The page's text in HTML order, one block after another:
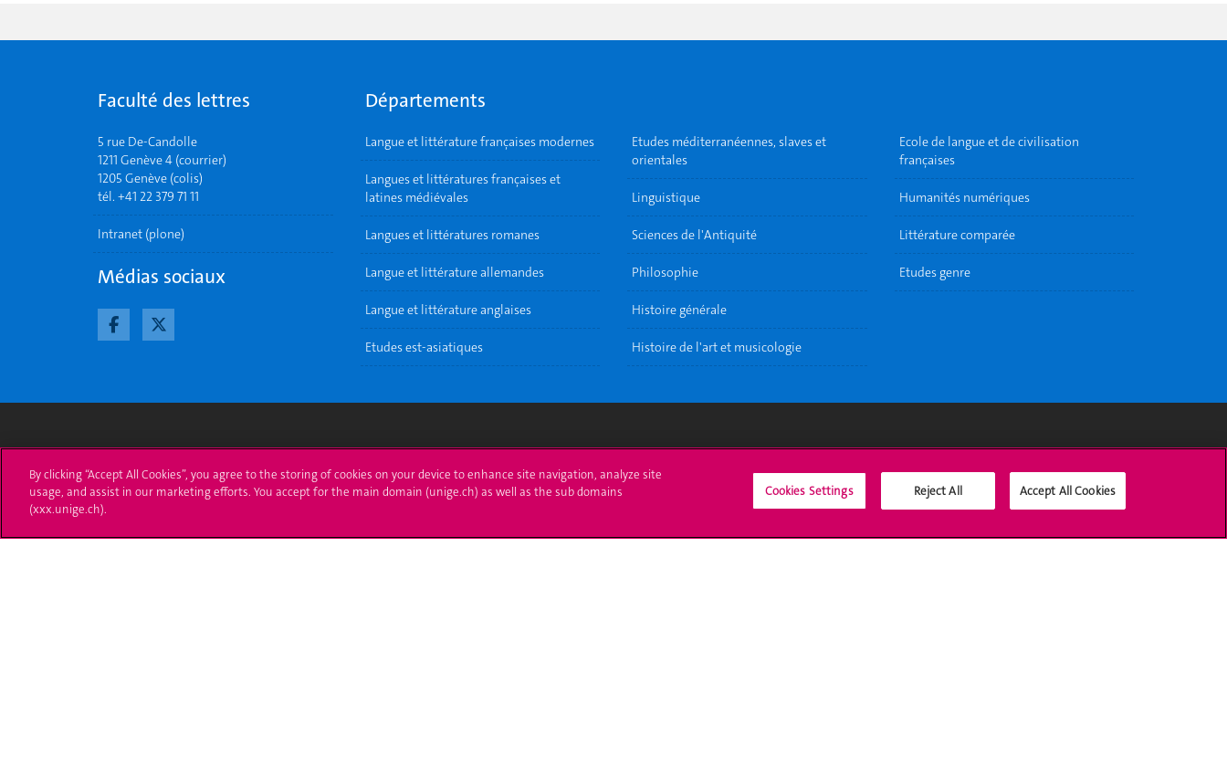
Faculté des lettres
5 rue De-Candolle
1211 Genève 4 (courrier)
1205 Genève (colis)
tél. +41 22 379 71 11
Intranet (plone)
Médias sociaux
Départements
Langue et littérature françaises modernes
Langues et littératures françaises et
latines médiévales
Langues et littératures romanes
Langue et littérature allemandes
Langue et littérature anglaises
Etudes est-asiatiques
Etudes méditerranéennes, slaves et
orientales
Linguistique
Sciences de l'Antiquité
Philosophie
Histoire générale
Histoire de l'art et musicologie
Ecole de langue et de civilisation
françaises
Humanités numériques
Littérature comparée
Etudes genre
24 rue du Général-Dufour
T. +41 (0)22 379 71 11
Immatriculations
Démarches administratives Médias
By clicking “Accept All Cookies”, you agree to the storing of cookies on your device to enhance site navigation, analyze site
usage, and assist in our marketing efforts. You accept for the main domain (unige.ch) as well as the sub domains
(xxx.unige.ch).
Cookies Settings Reject All Accept All Cookies